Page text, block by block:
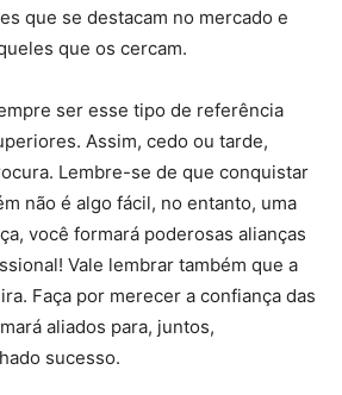
que se destacam no mercado e
que os cercam.
ser esse tipo de referência
Assim, cedo ou tarde,
Lembre-se de que conquistar
não é algo fácil, no entanto, uma
você formará poderosas alianças
Vale lembrar também que a
Faça por merecer a confiança das
aliados para, juntos,
sucesso.